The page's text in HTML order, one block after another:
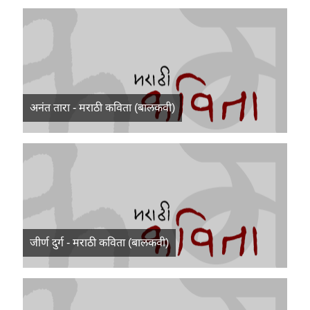
अनंत तारा - मराठी कविता (बालकवी)
जीर्ण दुर्ग - मराठी कविता (बालकवी)